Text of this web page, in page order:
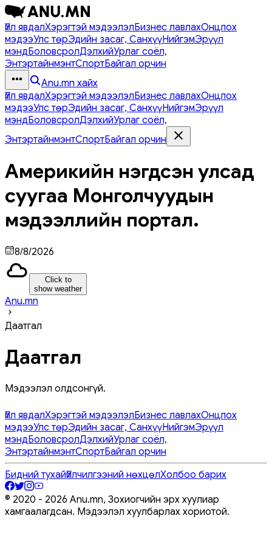
Үйл явдалХэрэгтэй мэдээлэлБизнес лавлахОнцлох
мэдээУлс төрЭдийн засаг, СанхүүНийгэмЭрүүл
мэндБоловсролДэлхийУрлаг соёл,
ЭнтэртайнмэнтСпортБайгал орчин
Anu.mn хайх
Үйл явдалХэрэгтэй мэдээлэлБизнес лавлахОнцлох
мэдээУлс төрЭдийн засаг, СанхүүНийгэмЭрүүл
мэндБоловсролДэлхийУрлаг соёл,
ЭнтэртайнмэнтСпортБайгал орчин
Америкийн нэгдсэн улсад
суугаа Монголчуудын
мэдээллийн портал.
8/8/2026
Click to
show weather
Anu.mn
Даатгал
Даатгал
Мэдээлэл олдсонгүй.
Үйл явдалХэрэгтэй мэдээлэлБизнес лавлахОнцлох
мэдээУлс төрЭдийн засаг, СанхүүНийгэмЭрүүл
мэндБоловсролДэлхийУрлаг соёл,
ЭнтэртайнмэнтСпортБайгал орчин
Бидний тухайҮйлчилгээний нөхцөлХолбоо барих
© 2020 - 2026 Anu.mn, Зохиогчийн эрх хуулиар
хамгаалагдсан. Мэдээлэл хуулбарлах хориотой.